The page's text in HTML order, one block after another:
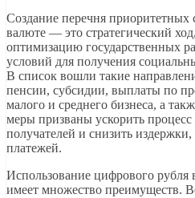
Создание перечня
валюте — это стратегический
оптимизацию государственных
условий для получения
В список вошли такие
пенсии, субсидии, выплаты по
малого и среднего бизнеса, а
меры призваны ускорить процесс
получателей и снизить
платежей.
Использование цифрового
имеет множество преимуществ.